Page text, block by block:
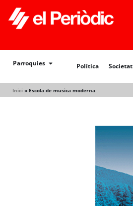
Parroquies Política Societat
Inici » Escola de musica moderna
Política Societat